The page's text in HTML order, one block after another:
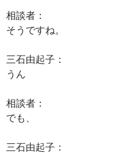
相談者：
そうですね。
三石由起子：
うん
相談者：
でも、
三石由起子：